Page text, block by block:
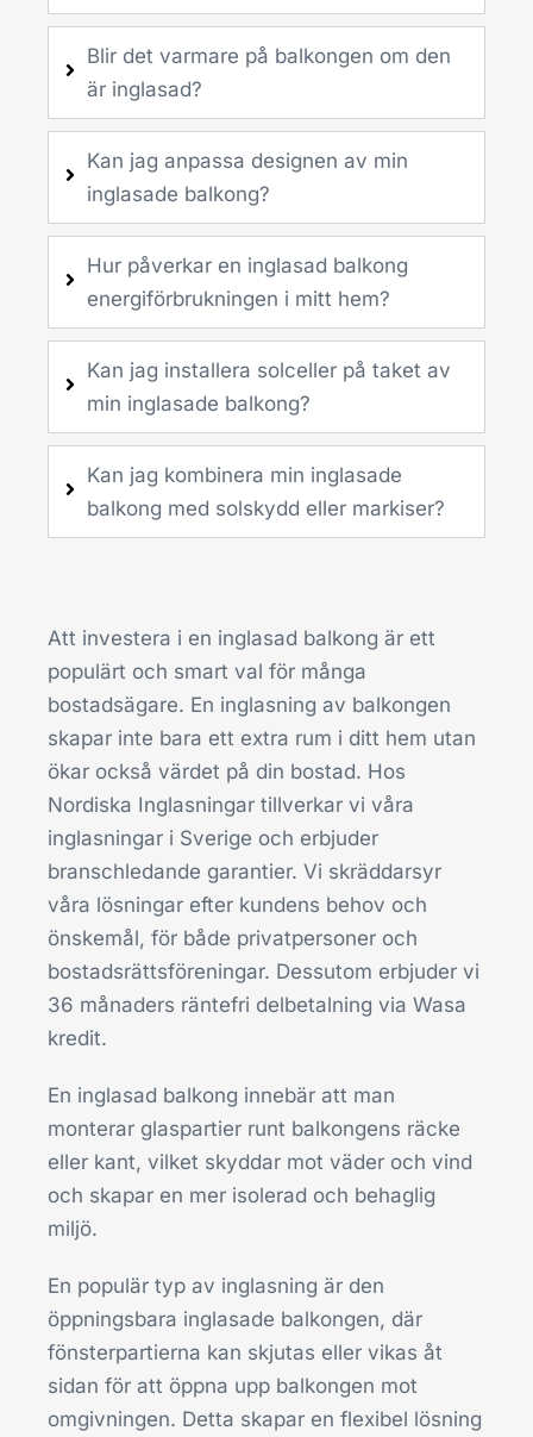
Blir det varmare på balkongen om den
är inglasad?
Kan jag anpassa designen av min
inglasade balkong?
Hur påverkar en inglasad balkong
energiförbrukningen i mitt hem?
Kan jag installera solceller på taket av
min inglasade balkong?
Kan jag kombinera min inglasade
balkong med solskydd eller markiser?
Att investera i en inglasad balkong är ett
populärt och smart val för många
bostadsägare. En inglasning av balkongen
skapar inte bara ett extra rum i ditt hem utan
ökar också värdet på din bostad. Hos
Nordiska Inglasningar tillverkar vi våra
inglasningar i Sverige och erbjuder
branschledande garantier. Vi skräddarsyr
våra lösningar efter kundens behov och
önskemål, för både privatpersoner och
bostadsrättsföreningar. Dessutom erbjuder vi
36 månaders räntefri delbetalning via Wasa
kredit.
En inglasad balkong innebär att man
monterar glaspartier runt balkongens räcke
eller kant, vilket skyddar mot väder och vind
och skapar en mer isolerad och behaglig
miljö.
En populär typ av inglasning är den
öppningsbara inglasade balkongen, där
fönsterpartierna kan skjutas eller vikas åt
sidan för att öppna upp balkongen mot
omgivningen. Detta skapar en flexibel lösning